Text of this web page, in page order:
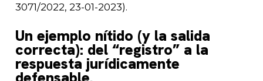
3071/2022, 23-01-2023).
Un ejemplo nítido (y la salida
correcta): del “registro” a la
respuesta jurídicamente